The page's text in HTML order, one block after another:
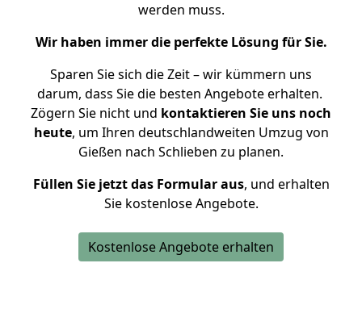
werden muss.
Wir haben immer die perfekte Lösung für Sie.
Sparen Sie sich die Zeit – wir kümmern uns
darum, dass Sie die besten Angebote erhalten.
Zögern Sie nicht und kontaktieren Sie uns noch
heute, um Ihren deutschlandweiten Umzug von
Gießen nach Schlieben zu planen.
Füllen Sie jetzt das Formular aus, und erhalten
Sie kostenlose Angebote.
Kostenlose Angebote erhalten